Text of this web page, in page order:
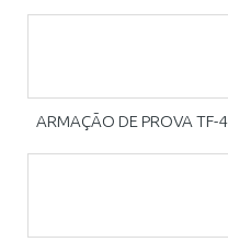
ARMAÇÃO DE PROVA TF-4